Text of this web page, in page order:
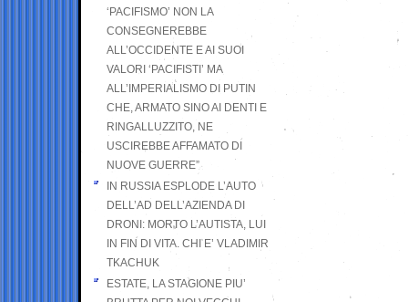
‘PACIFISMO’ NON LA
CONSEGNEREBBE
ALL’OCCIDENTE E AI SUOI
VALORI ‘PACIFISTI’ MA
ALL’IMPERIALISMO DI PUTIN
CHE, ARMATO SINO AI DENTI E
RINGALLUZZITO, NE
USCIREBBE AFFAMATO DI
NUOVE GUERRE”
IN RUSSIA ESPLODE L’AUTO
DELL’AD DELL’AZIENDA DI
DRONI: MORTO L’AUTISTA, LUI
IN FIN DI VITA. CHI E’ VLADIMIR
TKACHUK
ESTATE, LA STAGIONE PIU’